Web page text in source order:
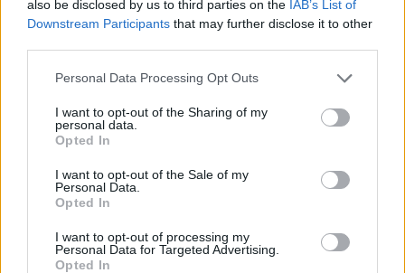
also be disclosed by us to third parties on the IAB’s List of
Downstream Participants that may further disclose it to other
Please note that this website/app uses one or more Google
not limited to your visit or usage behaviour. You may click to
grant or deny consent to Google and its third-party tags to
use your data for below specified purposes in below Google
consent section.
Personal Data Processing Opt Outs
I want to opt-out of the Sharing of my
personal data.
Opted In
I want to opt-out of the Sale of my
Personal Data.
Opted In
I want to opt-out of processing my
Personal Data for Targeted Advertising.
Opted In
Argomenti
Spazzolini sterili monouso
Potrebbero piacerti anche